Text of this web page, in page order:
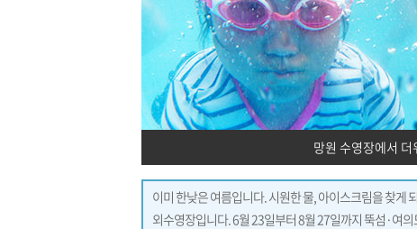
망원 수영장에서
이미 한낮은 여름입니다. 시원한 물, 아이스크림을 찾게
외수영장입니다. 6월 23일부터 8월 27일까지 뚝섬·여